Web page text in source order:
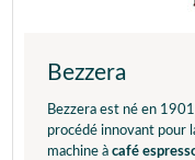
Bezzera
Bezzera est né en
procédé innovant pour
machine à café